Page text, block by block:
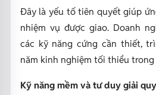
Đây là yếu tố tiên quyết giúp
nhiệm vụ được giao. Doanh
các kỹ năng cứng cần thiết,
năm kinh nghiệm tối thiểu
Kỹ năng mềm và tư duy giải